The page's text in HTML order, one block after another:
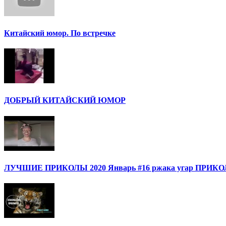
Китайский юмор. По встречке
ДОБРЫЙ КИТАЙСКИЙ ЮМОР
ЛУЧШИЕ ПРИКОЛЫ 2020 Январь #16 ржака угар